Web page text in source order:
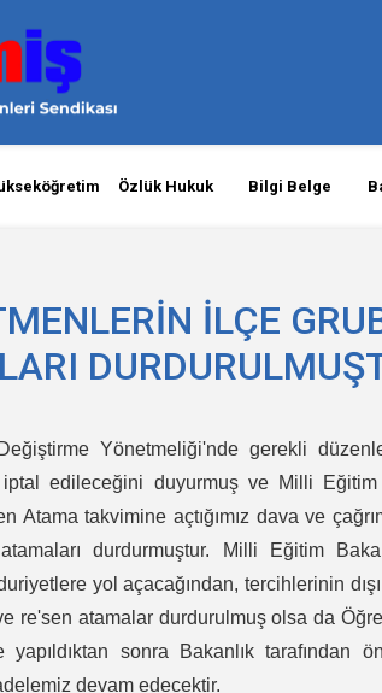
Özlük Hukuk Bilgi Belge
İLÇE
Yönetmeliği'nde gerekli
edileceğini duyurmuş ve Milli Eğitim
Atama takvimine açtığımız dava ve
durdurmuştur. Milli Eğitim
yol açacağından, tercihlerinin
re'sen atamalar durdurulmuş olsa da
sonra Bakanlık tarafından
devam edecektir.